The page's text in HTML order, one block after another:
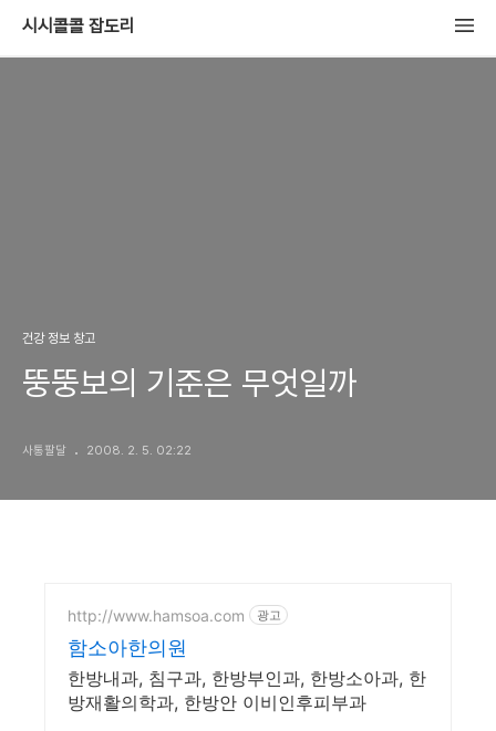
시시콜콜 잡도리
건강 정보 창고
뚱뚱보의 기준은 무엇일까
사통팔달 2008. 2. 5. 02:22
http://www.hamsoa.com 광고
함소아한의원
한방내과, 침구과, 한방부인과, 한방소아과, 한
방재활의학과, 한방안 이비인후피부과